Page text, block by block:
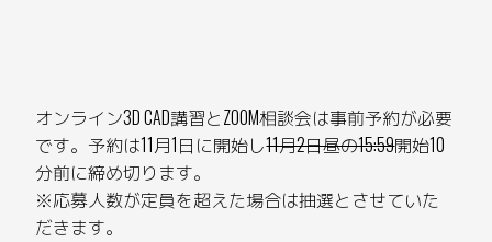
オンライン3D CAD講習とZOOM相談会は事前予約が必要
です。予約は11月1日に開始し11月2日昼の15:59開始10
分前に締め切ります。
※応募人数が定員を超えた場合は抽選とさせていた
だきます。